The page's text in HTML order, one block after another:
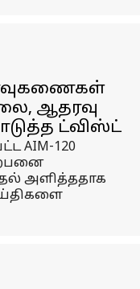
ஏவுகணைகள்
ஆதரவு
ட்விஸ்ட்
AIM-120
அளித்ததாக